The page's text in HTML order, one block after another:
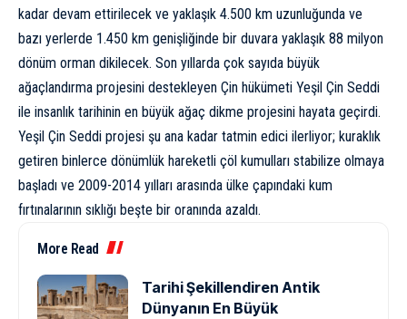
kadar devam ettirilecek ve yaklaşık 4.500 km uzunluğunda ve
bazı yerlerde 1.450 km genişliğinde bir duvara yaklaşık 88 milyon
dönüm orman dikilecek. Son yıllarda çok sayıda büyük
ağaçlandırma projesini destekleyen Çin hükümeti Yeşil Çin Seddi
ile insanlık tarihinin en büyük ağaç dikme projesini hayata geçirdi.
Yeşil Çin Seddi projesi şu ana kadar tatmin edici ilerliyor; kuraklık
getiren binlerce dönümlük hareketli çöl kumulları stabilize olmaya
başladı ve 2009-2014 yılları arasında ülke çapındaki kum
fırtınalarının sıklığı beşte bir oranında azaldı.
More Read
Tarihi Şekillendiren Antik
Dünyanın En Büyük